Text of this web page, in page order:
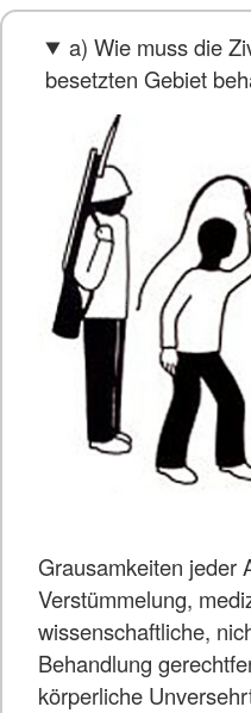
a) Wie muss die
besetzten Gebiet
Grausamkeiten jeder
Verstümmelung,
wissenschaftliche,
Behandlung
körperliche